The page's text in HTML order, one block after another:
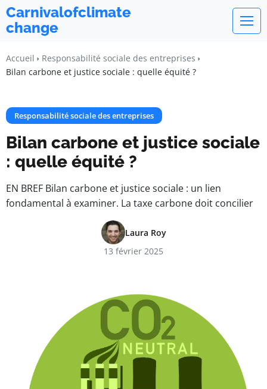
Carnivalofclimate
change
Accueil
Responsabilité sociale des entreprises
Bilan carbone et justice sociale : quelle équité ?
Responsabilité sociale des entreprises
Bilan carbone et justice sociale
: quelle équité ?
EN BREF Bilan carbone et justice sociale : un lien
fondamental à examiner. La taxe carbone doit concilier
Laura Roy
13 février 2025